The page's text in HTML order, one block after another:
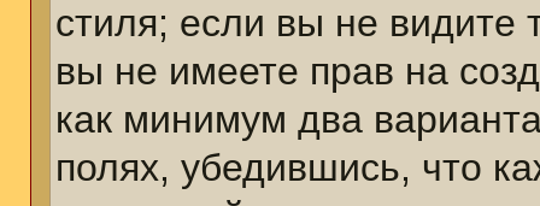
стиля; если вы не видите
вы не имеете прав на
как минимум два
полях, убедившись, что